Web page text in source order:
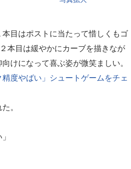
目はポストに当たって惜しくもゴ
本目は緩やかにカーブを描きなが
けになって喜ぶ姿が微笑ましい。
度やばい」シュートゲームをチェ
。